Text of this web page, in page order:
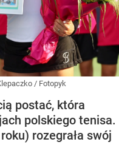
/ Fotopyk
postać, która
polskiego tenisa.
rozegrała swój